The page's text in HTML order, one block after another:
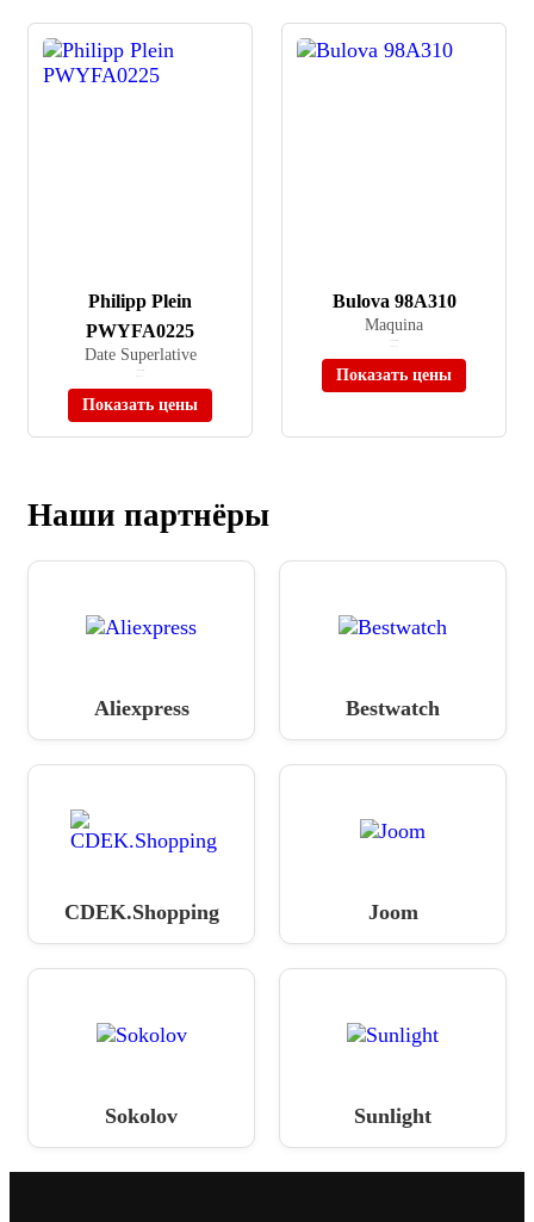
Philipp Plein
PWYFA0225
Date Superlative
Показать цены
Bulova 98A310
Maquina
Показать цены
Наши партнёры
Aliexpress Bestwatch
CDEK.Shopping Joom
Sokolov Sunlight